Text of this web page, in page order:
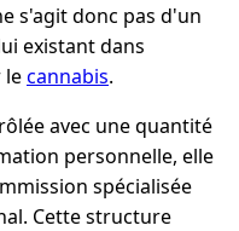
s'agit donc pas d'un
existant dans
lecannabis.
avec une quantité
personnelle, elle
spécialisée
Cette structure